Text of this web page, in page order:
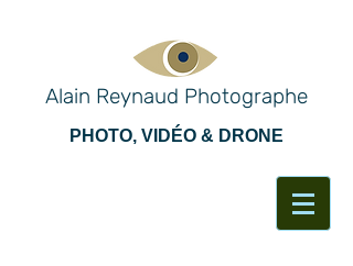
Alain Reynaud Photographe
PHOTO, VIDÉO & DRONE